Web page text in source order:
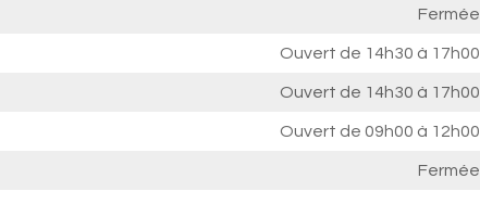
Fermée
Ouvert de 14h30 à 17h00
Ouvert de 14h30 à 17h00
Ouvert de 09h00 à 12h00
Fermée